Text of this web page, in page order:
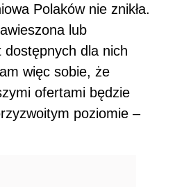
Polaków nie znikła.
lub
dla nich
więc sobie, że
ofertami będzie
poziomie –